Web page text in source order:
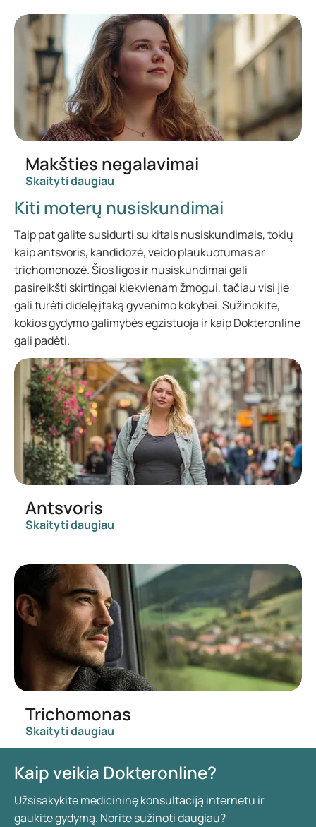
Makšties negalavimai
Skaityti daugiau
Kiti moterų nusiskundimai
Taip pat galite susidurti su kitais nusiskundimais, tokių
kaip antsvoris, kandidozė, veido plaukuotumas ar
trichomonozė. Šios ligos ir nusiskundimai gali
pasireikšti skirtingai kiekvienam žmogui, tačiau visi jie
gali turėti didelę įtaką gyvenimo kokybei. Sužinokite,
kokios gydymo galimybės egzistuoja ir kaip Dokteronline
gali padėti.
Antsvoris
Skaityti daugiau
Trichomonas
Skaityti daugiau
Kaip veikia Dokteronline?
Užsisakykite medicininę konsultaciją internetu ir
gaukite gydymą. Norite sužinoti daugiau?